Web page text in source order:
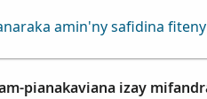
amin'ny safidina
pianakaviana izay